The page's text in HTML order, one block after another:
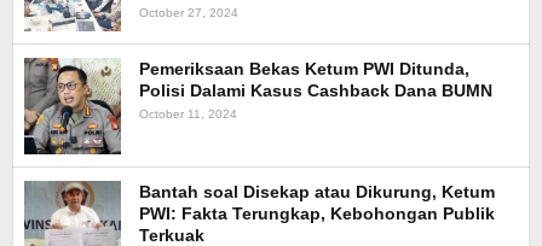
October 27, 2024
Pemeriksaan Bekas Ketum PWI Ditunda,
Polisi Dalami Kasus Cashback Dana BUMN
October 11, 2024
Bantah soal Disekap atau Dikurung, Ketum
PWI: Fakta Terungkap, Kebohongan Publik
Terkuak